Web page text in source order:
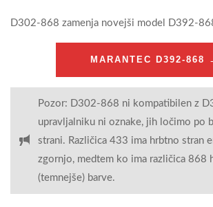
D302-868 zamenja novejši model D392-
MARANTEC D392-868
Pozor: D302-868 ni kompatibilen z
upravljalniku ni oznake, jih ločimo po
strani. Različica 433 ima hrbtno stran
zgornjo, medtem ko ima različica 868
(temnejše) barve.